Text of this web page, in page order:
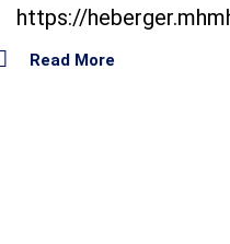
https://
Read More